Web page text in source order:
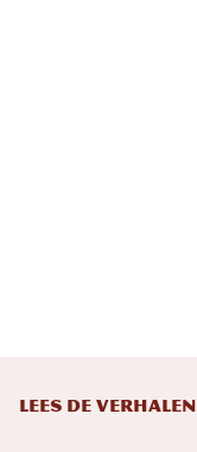
LEES DE VERHALEN